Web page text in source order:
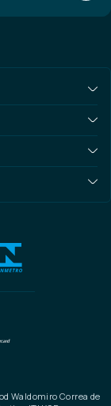
Waldomiro Correa de